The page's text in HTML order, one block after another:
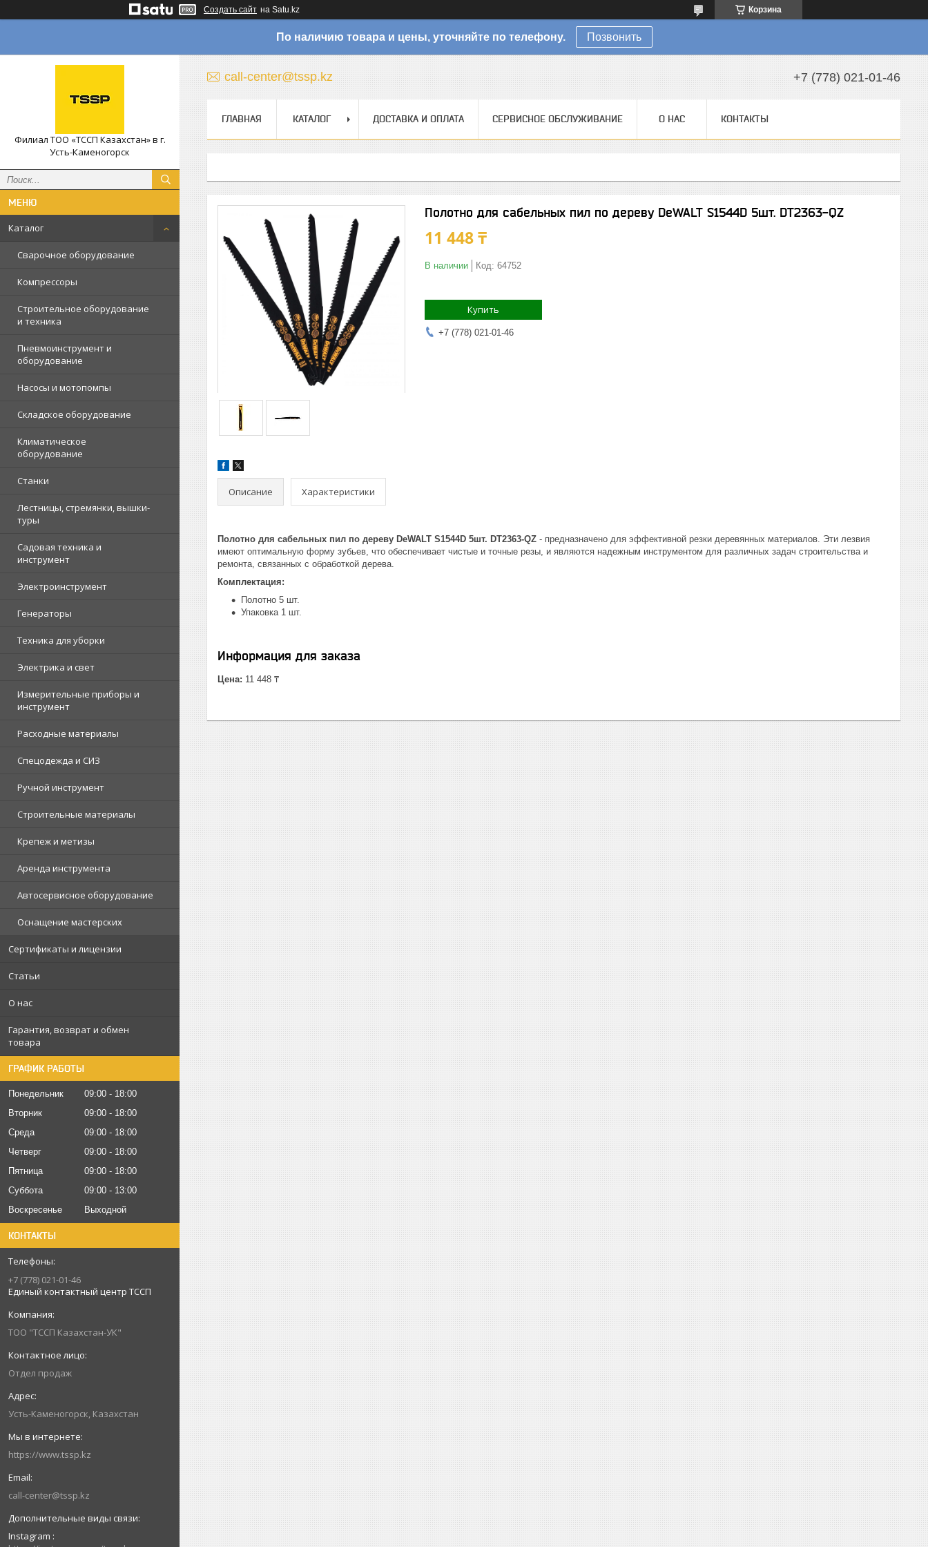
Создать сайт на Satu.kz Корзина
По наличию товара и цены, уточняйте по телефону. Позвонить
Филиал ТОО «ТССП Казахстан» в г.
Усть-Каменогорск
Каталог
Сварочное оборудование
Компрессоры
Строительное оборудование
и техника
Пневмоинструмент и
оборудование
Насосы и мотопомпы
Складское оборудование
Климатическое
оборудование
Станки
Лестницы, стремянки, вышки-
туры
Садовая техника и
инструмент
Электроинструмент
Генераторы
Техника для уборки
Электрика и свет
Измерительные приборы и
инструмент
Расходные материалы
Спецодежда и СИЗ
Ручной инструмент
Строительные материалы
Крепеж и метизы
Аренда инструмента
Автосервисное оборудование
Оснащение мастерских
Сертификаты и лицензии
Статьи
О нас
Гарантия, возврат и обмен
товара
ГРАФИК РАБОТЫ
Понедельник 09:00
18:00
Вторник
09:00
18:00
Среда
09:00
18:00
Четверг
09:00
18:00
Пятница
09:00
18:00
Суббота
09:00
13:00
Воскресенье
Выходной
КОНТАКТЫ
+7 (778) 021-01-46
Единый контактный центр ТССП
ТОО "ТССП Казахстан-УК"
Отдел продаж
Усть-Каменогорск, Казахстан
https://www.tssp.kz
call-center@tssp.kz
Instagram
call-center@tssp.kz +7 (778) 021-01-46
ГЛАВНАЯ КАТАЛОГ ДОСТАВКА И ОПЛАТА СЕРВИСНОЕ ОБСЛУЖИВАНИЕ О НАС КОНТАКТЫ
Полотно для сабельных пил по дереву DeWALT S1544D 5шт. DT2363-QZ
11 448 ₸
В наличии Код: 64752
Купить
+7 (778) 021-01-46
Описание Характеристики
Полотно для сабельных пил по дереву DeWALT S1544D 5шт. DT2363-QZ - предназначено для эффективной резки деревянных материалов. Эти лезвия
имеют оптимальную форму зубьев, что обеспечивает чистые и точные резы, и являются надежным инструментом для различных задач строительства и
ремонта, связанных с обработкой дерева.
Комплектация:
Полотно 5 шт.
Упаковка 1 шт.
Информация для заказа
Цена: 11 448 ₸